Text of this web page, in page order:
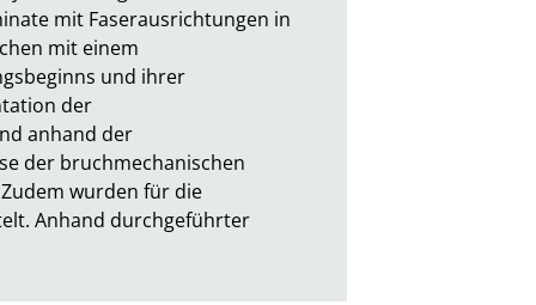
mit Faserausrichtungen in
mit einem
und ihrer
der
anhand der
der bruchmechanischen
wurden für die
Anhand durchgeführter